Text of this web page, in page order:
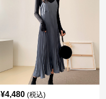
¥4,480 (税込)